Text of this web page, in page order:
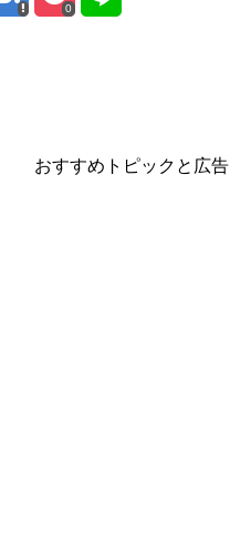
0
おすすめトピックと広告